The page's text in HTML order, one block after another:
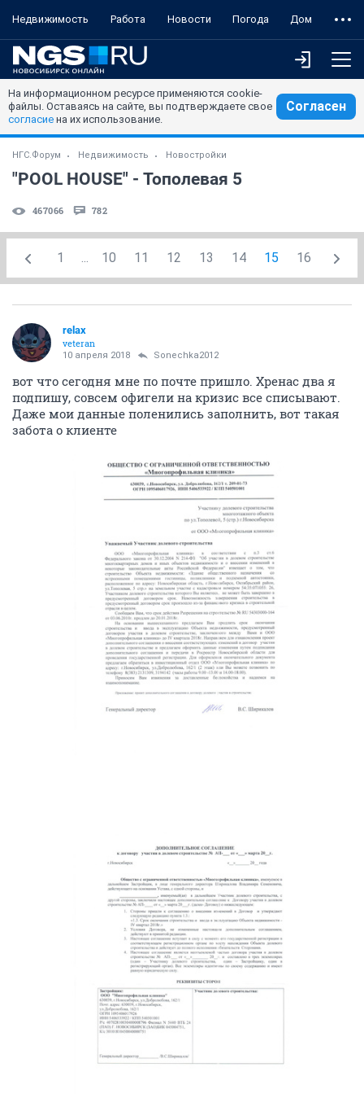
Недвижимость Работа Новости Погода Дом
На информационном ресурсе применяются cookie-
файлы. Оставаясь на сайте, вы подтверждаете свое
согласие на их использование.
Согласен
НГС.Форум Недвижимость Новостройки
"POOL HOUSE" - Тополевая 5
467066 782
1 ... 10 11 12 13 14 15 16
relax
veteran
10 апреля 2018 Sonechka2012
вот что сегодня мне по почте пришло. Хренас два я
подпишу, совсем офигели на кризис все списывают.
Даже мои данные поленились заполнить, вот такая
забота о клиенте